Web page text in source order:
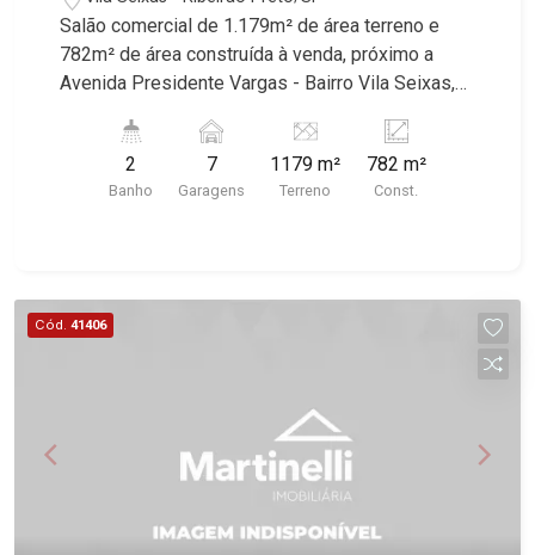
Salão comercial de 1.179m² de área terreno e
782m² de área construída à venda, próximo a
Avenida Presidente Vargas - Bairro Vila Seixas,
deste imóvel que a Martinelli Imobiliária
selecionou para você: - 1.179m² de área terreno e
782m² de área construída - Esquina - Amplo
Fiúsa, 1051 - Alto da Boa Vista | Ribeirão Preto.
2
Banho
7
Garagens
1179 m²
Terreno
782 m²
Const.
Cód. 41406